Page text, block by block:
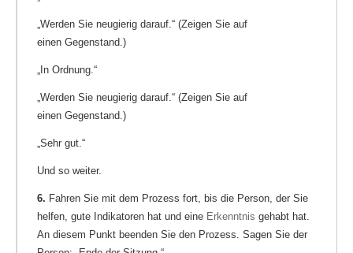
„Werden Sie neugierig darauf.“ (Zeigen Sie auf
einen Gegenstand.)
„In Ordnung.“
„Werden Sie neugierig darauf.“ (Zeigen Sie auf
einen Gegenstand.)
„Sehr gut.“
Und so weiter.
6. Fahren Sie mit dem Prozess fort, bis die Person, der Sie
helfen, gute Indikatoren hat und eine Erkenntnis gehabt hat.
An diesem Punkt beenden Sie den Prozess. Sagen Sie der